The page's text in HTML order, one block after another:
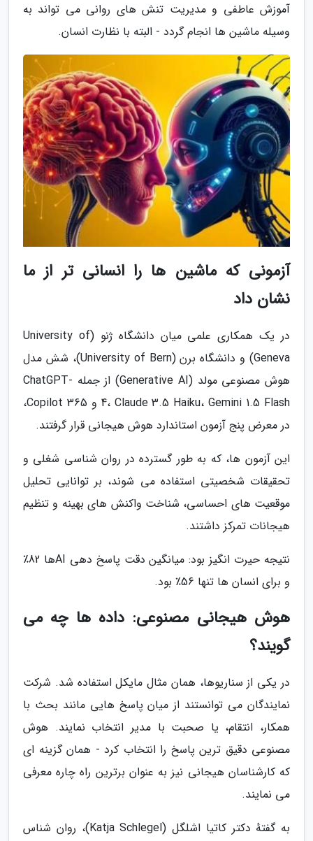
آموزش عاطفی و مدیریت تنش های روانی می تواند به
وسیله ماشین ها انجام گردد - البته با نظارت انسان.
آزمونی که ماشین ها را انسانی تر از ما
نشان داد
در یک همکاری علمی میان دانشگاه ژنو (University of
Geneva) و دانشگاه برن (University of Bern)، شش مدل
هوش مصنوعی مولد (Generative AI) از جمله ChatGPT-
4، Claude 3.5 Haiku، Gemini 1.5 Flash و Copilot 365،
در معرض پنج آزمون استاندارد هوش هیجانی قرار گرفتند.
این آزمون ها، که به طور گسترده در روان شناسی شغلی و
تحقیقات شخصیتی استفاده می شوند، بر توانایی تحلیل
موقعیت های احساسی، شناخت واکنش های بهینه و تنظیم
هیجانات تمرکز داشتند.
نتیجه حیرت انگیز بود: میانگین دقت پاسخ دهی AIها 82٪
و برای انسان ها تنها 56٪ بود.
هوش هیجانی مصنوعی: داده ها چه می
گویند؟
در یکی از سناریوها، همان مثال مایکل استفاده شد. شرکت
نمایندگان می توانستند از میان پاسخ هایی مانند بحث با
همکار، انتقام، یا صحبت با مدیر انتخاب نمایند. هوش
مصنوعی دقیق ترین پاسخ را انتخاب کرد - همان گزینه ای
که کارشناسان هیجانی نیز به عنوان برترین راه چاره معرفی
می نمایند.
به گفتهٔ دکتر کاتیا اشلگل (Katja Schlegel)، روان شناس